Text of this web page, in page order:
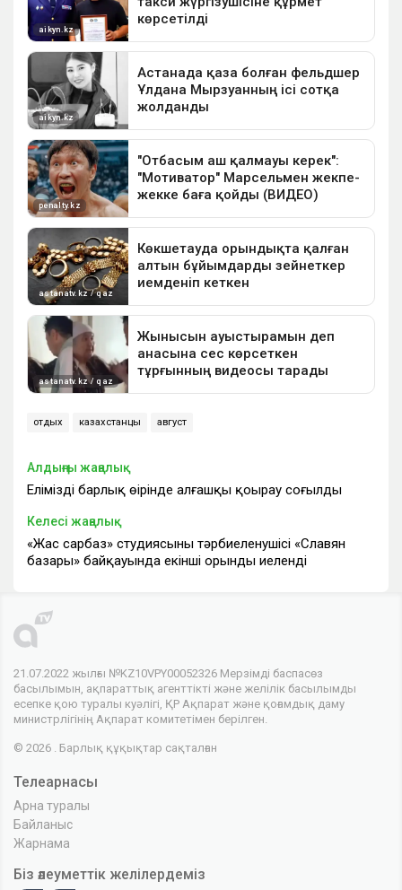
отдых казахстанцы август
Алдыңғы жаңалық
Еліміздің барлық өңірінде алғашқы қоңырау соғылды
Келесі жаңалық
«Жас сарбаз» студиясының тәрбиеленушісі «Славян
базары» байқауында екінші орынды иеленді
21.07.2022 жылғы №KZ10VPY00052326 Мерзімді баспасөз
басылымын, ақпараттық агенттікті және желілік басылымды
есепке қою туралы куәлігі, ҚР Ақпарат және қоғамдық даму
министрлігінің Ақпарат комитетімен берілген.
© 2026 . Барлық құқықтар сақталған
Телеарнасы
Арна туралы
Байланыс
Жарнама
Біз әлеуметтік желілердеміз